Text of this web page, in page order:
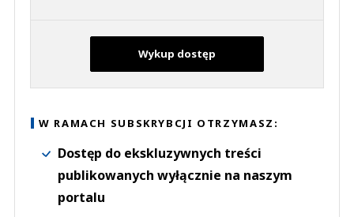
Wykup dostęp
W RAMACH SUBSKRYBCJI OTRZYMASZ:
Dostęp do ekskluzywnych treści
publikowanych wyłącznie na naszym
portalu